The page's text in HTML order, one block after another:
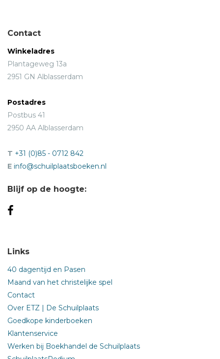
Contact
Winkeladres
Plantageweg 13a
2951 GN Alblasserdam
Postadres
Postbus 41
2950 AA Alblasserdam
T +31 (0)85 - 0712 842
E info@schuilplaatsboeken.nl
Blijf op de hoogte:
Links
40 dagentijd en Pasen
Maand van het christelijke spel
Contact
Over ETZ | De Schuilplaats
Goedkope kinderboeken
Klantenservice
Werken bij Boekhandel de Schuilplaats